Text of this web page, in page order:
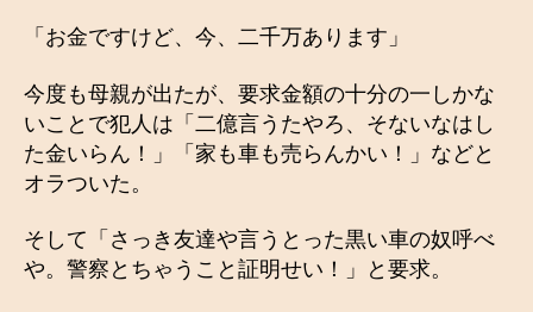
「お金ですけど、今、二千万あります」
今度も母親が出たが、要求金額の十分の一しかな
いことで犯人は「二億言うたやろ、そないなはし
た金いらん！」「家も車も売らんかい！」などと
オラついた。
そして「さっき友達や言うとった黒い車の奴呼べ
や。警察とちゃうこと証明せい！」と要求。